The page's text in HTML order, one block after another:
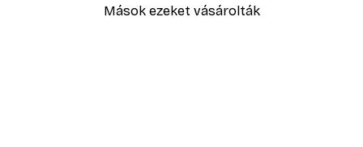
Mások ezeket vásárolták